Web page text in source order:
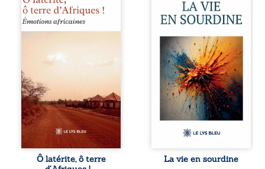
poétique et
authentique aux
paysages, aux
émotions brutes
d’un continent en
entre traditions et
modernité. Des
souvenirs intimes
– la pluie à
Namoungou, le
baobab de
Zagtouli – aux
portraits
marquants –
Ô latérite, ô terre
très jeunes,
presque par
hasard, et se sont
aimés simplement,
persuadés que la
présence de
l’autre suffirait. Ils
mènent une
existence
modeste, rythmée
par le travail, la
fatigue et les
silences. La mort
de la mère de
vivent, fragilise un
équilibre déjà
La vie en sourdine